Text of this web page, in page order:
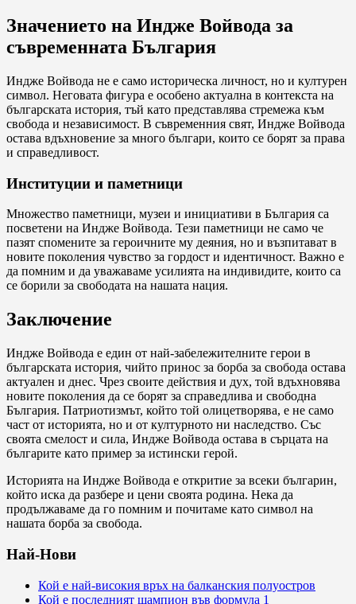
Значението на Индже Войвода за
съвременната България
Индже Войвода не е само историческа личност, но и културен
символ. Неговата фигура е особено актуална в контекста на
българската история, тъй като представлява стремежа към
свобода и независимост. В съвременния свят, Индже Войвода
остава вдъхновение за много българи, които се борят за права
и справедливост.
Институции и паметници
Множество паметници, музеи и инициативи в България са
посветени на Индже Войвода. Тези паметници не само че
пазят спомените за героичните му деяния, но и възпитават в
новите поколения чувство за гордост и идентичност. Важно е
да помним и да уважаваме усилията на индивидите, които са
се борили за свободата на нашата нация.
Заключение
Индже Войвода е един от най-забележителните герои в
българската история, чийто принос за борба за свобода остава
актуален и днес. Чрез своите действия и дух, той вдъхновява
новите поколения да се борят за справедлива и свободна
България. Патриотизмът, който той олицетворява, е не само
част от историята, но и от културното ни наследство. Със
своята смелост и сила, Индже Войвода остава в сърцата на
българите като пример за истински герой.
Историята на Индже Войвода е откритие за всеки българин,
който иска да разбере и цени своята родина. Нека да
продължаваме да го помним и почитаме като символ на
нашата борба за свобода.
Най-Нови
Кой е най-високия връх на балканския полуостров
Кой е последният шампион във формула 1